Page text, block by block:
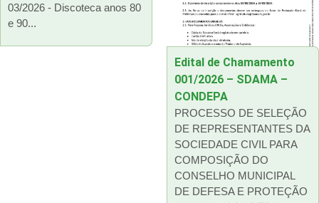
03/2026 - Discoteca anos 80
e 90...
Edital de Chamamento
001/2026 – SDAMA –
CONDEPA
PROCESSO DE SELEÇÃO
DE REPRESENTANTES DA
SOCIEDADE CIVIL PARA
COMPOSIÇÃO DO
CONSELHO MUNICIPAL
DE DEFESA E PROTEÇÃO